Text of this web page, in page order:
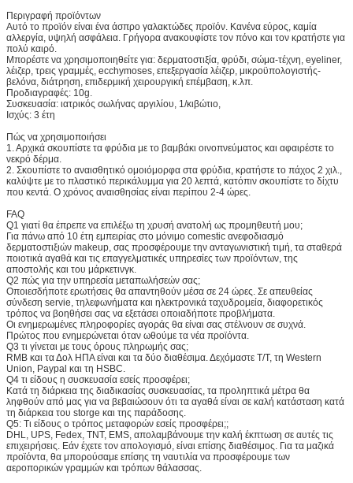
Περιγραφή προϊόντων
Αυτό το προϊόν είναι ένα άσπρο γαλακτώδες προϊόν. Κανένα εύρος, καμία
αλλεργία, υψηλή ασφάλεια. Γρήγορα ανακουφίστε τον πόνο και τον κρατήστε για
πολύ καιρό.
Μπορέστε να χρησιμοποιηθείτε για: δερματοστιξία, φρύδι, σώμα-τέχνη, eyeliner,
λέιζερ, τρεις γραμμές, ecchymoses, επεξεργασία λέιζερ, μικροϋπολογιστής-
βελόνα, διάτρηση, επιδερμική χειρουργική επέμβαση, κ.λπ.
Προδιαγραφές: 10g.
Συσκευασία: ιατρικός σωλήνας αργιλίου, 1/κιβώτιο,
Ισχύς: 3 έτη
Πώς να χρησιμοποιήσει
1. Αρχικά σκουπίστε τα φρύδια με το βαμβάκι οινοπνεύματος και αφαιρέστε το
νεκρό δέρμα.
2. Σκουπίστε το αναισθητικό ομοιόμορφα στα φρύδια, κρατήστε το πάχος 2 χιλ.,
καλύψτε με το πλαστικό περικάλυμμα για 20 λεπτά, κατόπιν σκουπίστε το δίχτυ
που κεντά. Ο χρόνος αναισθησίας είναι περίπου 2-4 ώρες.
FAQ
Q1 γιατί θα έπρεπε να επιλέξω τη χρυσή ανατολή ως προμηθευτή μου;
Για πάνω από 10 έτη εμπειρίας στο μόνιμο comestic ανεφοδιασμό
δερματοστιξιών makeup, σας προσφέρουμε την ανταγωνιστική τιμή, τα σταθερά
ποιοτικά αγαθά και τις επαγγελματικές υπηρεσίες των προϊόντων, της
αποστολής και του μάρκετινγκ.
Q2 πώς για την υπηρεσία μεταπωλήσεών σας;
Οποιεσδήποτε ερωτήσεις θα απαντηθούν μέσα σε 24 ώρες. Σε απευθείας
σύνδεση servie, τηλεφωνήματα και ηλεκτρονικά ταχυδρομεία, διαφορετικός
τρόπος να βοηθήσει σας να εξετάσει οποιαδήποτε προβλήματα.
Οι ενημερωμένες πληροφορίες αγοράς θα είναι σας στέλνουν σε συχνά.
Πρώτος που ενημερώνεται όταν ωθούμε τα νέα προϊόντα.
Q3 τι γίνεται με τους όρους πληρωμής σας;
RMB και τα Δολ ΗΠΑ είναι και τα δύο διαθέσιμα. Δεχόμαστε T/T, τη Western
Union, Paypal και τη HSBC.
Q4 τι είδους η συσκευασία εσείς προσφέρει;
Κατά τη διάρκεια της διαδικασίας συσκευασίας, τα προληπτικά μέτρα θα
ληφθούν από μας για να βεβαιώσουν ότι τα αγαθά είναι σε καλή κατάσταση κατά
τη διάρκεια του storge και της παράδοσης.
Q5: Τι είδους ο τρόπος μεταφορών εσείς προσφέρει;;
DHL, UPS, Fedex, TNT, EMS, απολαμβάνουμε την καλή έκπτωση σε αυτές τις
επιχειρήσεις. Εάν έχετε τον απολογισμό, είναι επίσης διαθέσιμος. Για τα μαζικά
προϊόντα, θα μπορούσαμε επίσης τη ναυτιλία να προσφέρουμε των
αεροπορικών γραμμών και τρόπων θάλασσας.